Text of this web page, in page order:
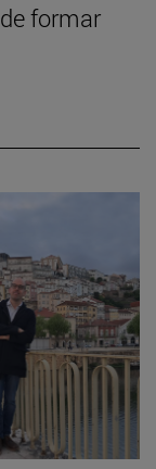
formar